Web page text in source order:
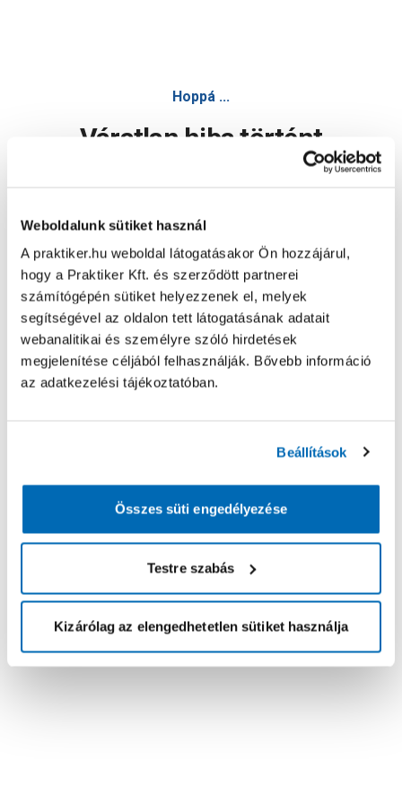
Weboldalunk sütiket használ
A praktiker.hu weboldal látogatásakor Ön hozzájárul,
hogy a Praktiker Kft. és szerződött partnerei
számítógépén sütiket helyezzenek el, melyek
segítségével az oldalon tett látogatásának adatait
webanalitikai és személyre szóló hirdetések
megjelenítése céljából felhasználják. Bővebb információ
az adatkezelési tájékoztatóban.
Beállítások
Összes süti engedélyezése
Testre szabás
Kizárólag az elengedhetetlen sütiket használja
Hoppá ...
Váratlan hiba történt
Oldal újratöltése